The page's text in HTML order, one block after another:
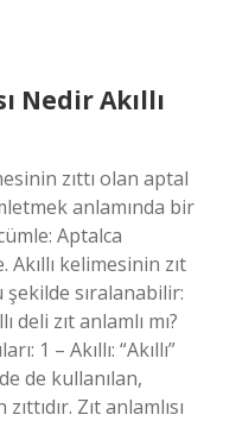
Nedir Akıllı
zıttı olan aptal
anlamında bir
Aptalca
kelimesinin zıt
sıralanabilir:
deli zıt anlamlı mı?
1 – Akıllı: “Akıllı”
de kullanılan,
Zıt anlamlısı